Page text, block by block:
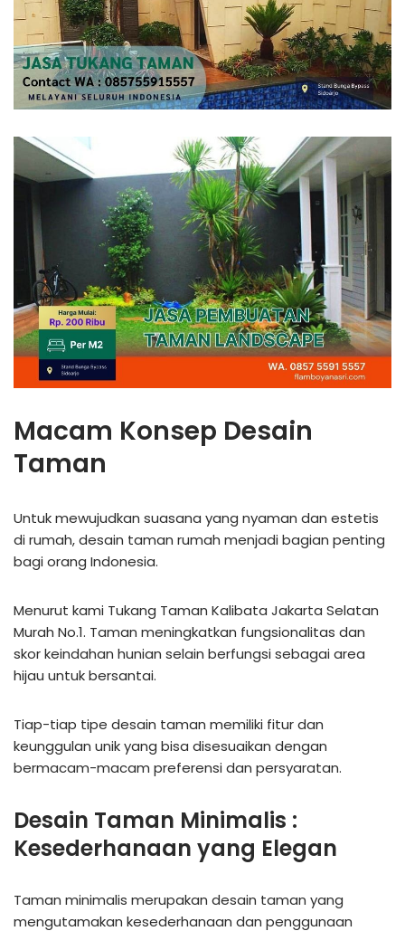
Macam Konsep Desain
Taman
Untuk mewujudkan suasana yang nyaman dan estetis
di rumah, desain taman rumah menjadi bagian penting
bagi orang Indonesia.
Menurut kami Tukang Taman Kalibata Jakarta Selatan
Murah No.1. Taman meningkatkan fungsionalitas dan
skor keindahan hunian selain berfungsi sebagai area
hijau untuk bersantai.
Tiap-tiap tipe desain taman memiliki fitur dan
keunggulan unik yang bisa disesuaikan dengan
bermacam-macam preferensi dan persyaratan.
Desain Taman Minimalis :
Kesederhanaan yang Elegan
Taman minimalis merupakan desain taman yang
mengutamakan kesederhanaan dan penggunaan